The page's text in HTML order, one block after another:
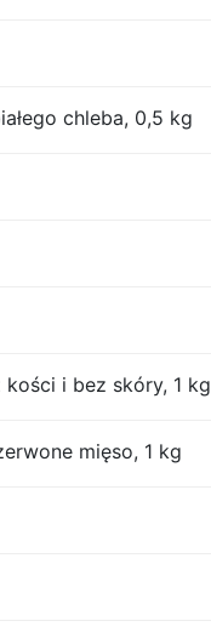
chleba, 0,5 kg
i bez skóry, 1 kg
mięso, 1 kg